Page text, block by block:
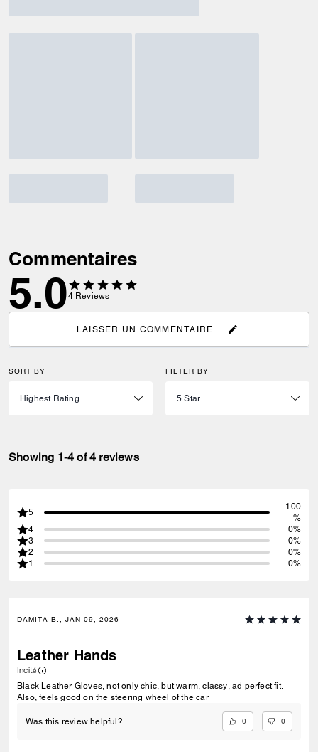
Commentaires
5.04 Reviews
LAISSER UN COMMENTAIRE
SORT BY FILTER BY
Showing 1-4 of 4 reviews
5
100
%
4
0%
3
0%
2
0%
1
0%
DAMITA B., JAN 09, 2026
Leather Hands
Incité
Black Leather Gloves, not only chic, but warm, classy, ad perfect fit.
Also, feels good on the steering wheel of the car
Was this review helpful? 0 0